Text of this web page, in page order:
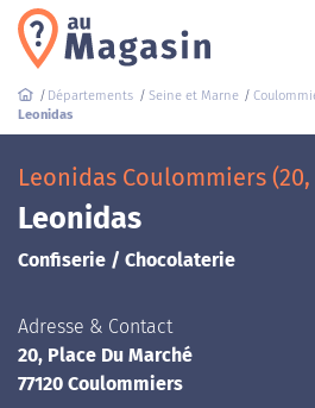
Départements Seine et Marne
Leonidas
Leonidas Coulommiers
Leonidas
Confiserie / Chocolaterie
Adresse & Contact
20, Place Du Marché
77120 Coulommiers